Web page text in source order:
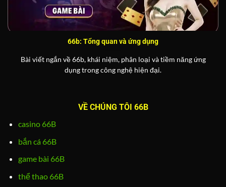
66b: Tổng quan và ứng dụng
Bài viết ngắn về 66b, khái niệm, phân loại và tiềm năng ứng
dụng trong công nghệ hiện đại.
VỀ CHÚNG TÔI 66B
casino 66B
bắn cá 66B
game bài 66B
thể thao 66B